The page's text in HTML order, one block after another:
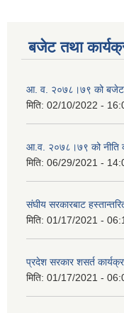
बजेट तथा
आ. व. २०७८।७९ को बजेट
मिति: 02/10/2022 -
आ.व. २०७८।७९ को नीति
मिति: 06/29/2021 -
संघीय सरकारबाट
मिति: 01/17/2021 -
प्रदेश सरकार शसर्त
मिति: 01/17/2021 -